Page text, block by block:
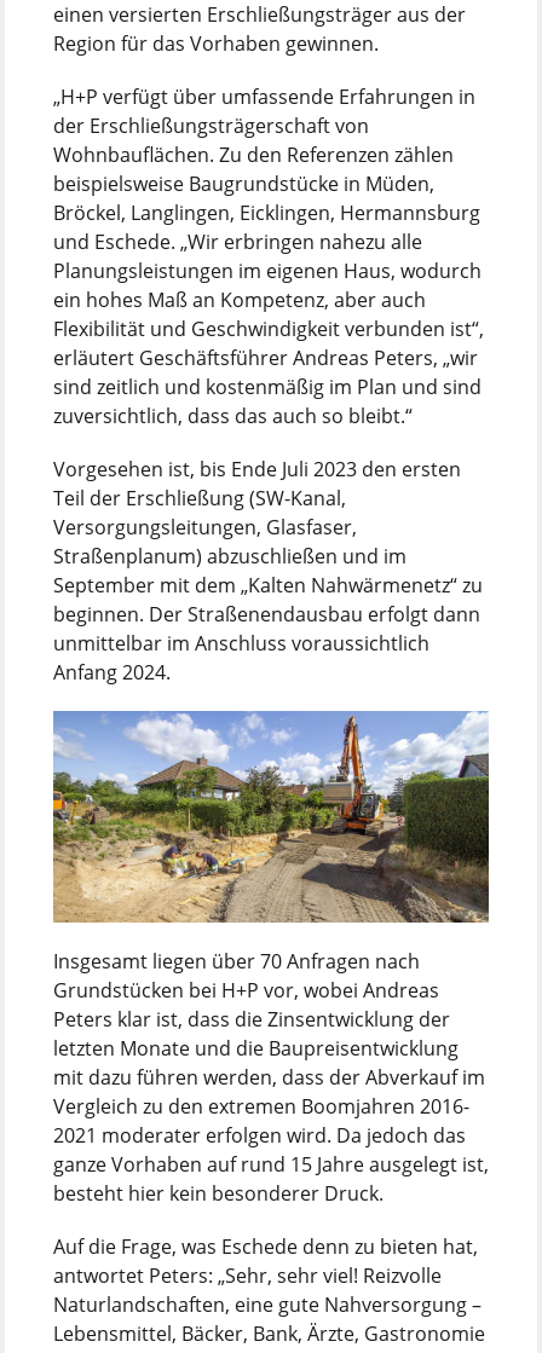
einen versierten Erschließungsträger aus der
Region für das Vorhaben gewinnen.
„H+P verfügt über umfassende Erfahrungen in
der Erschließungsträgerschaft von
Wohnbauflächen. Zu den Referenzen zählen
beispielsweise Baugrundstücke in Müden,
Bröckel, Langlingen, Eicklingen, Hermannsburg
und Eschede. „Wir erbringen nahezu alle
Planungsleistungen im eigenen Haus, wodurch
ein hohes Maß an Kompetenz, aber auch
Flexibilität und Geschwindigkeit verbunden ist“,
erläutert Geschäftsführer Andreas Peters, „wir
sind zeitlich und kostenmäßig im Plan und sind
zuversichtlich, dass das auch so bleibt.“
Vorgesehen ist, bis Ende Juli 2023 den ersten
Teil der Erschließung (SW-Kanal,
Versorgungsleitungen, Glasfaser,
Straßenplanum) abzuschließen und im
September mit dem „Kalten Nahwärmenetz“ zu
beginnen. Der Straßenendausbau erfolgt dann
unmittelbar im Anschluss voraussichtlich
Anfang 2024.
Insgesamt liegen über 70 Anfragen nach
Grundstücken bei H+P vor, wobei Andreas
Peters klar ist, dass die Zinsentwicklung der
letzten Monate und die Baupreisentwicklung
mit dazu führen werden, dass der Abverkauf im
Vergleich zu den extremen Boomjahren 2016-
2021 moderater erfolgen wird. Da jedoch das
ganze Vorhaben auf rund 15 Jahre ausgelegt ist,
besteht hier kein besonderer Druck.
Auf die Frage, was Eschede denn zu bieten hat,
antwortet Peters: „Sehr, sehr viel! Reizvolle
Naturlandschaften, eine gute Nahversorgung –
Lebensmittel, Bäcker, Bank, Ärzte, Gastronomie